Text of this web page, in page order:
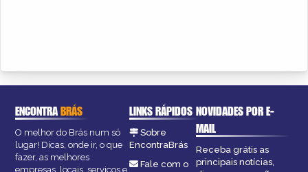
ENCONTRABRÁS
O melhor do Brás num só
lugar! Dicas, onde ir, o que
fazer, as melhores
empresas, locais, serviços e
LINKS RÁPIDOS
Sobre
EncontraBrás
Fale com o
NOVIDADES POR E-
MAIL
Receba grátis as
principais notícias,